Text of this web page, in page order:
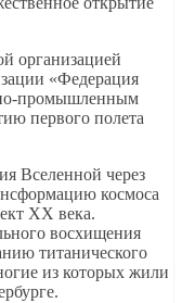
организацией
«Федерация
промышленным
первого полета
Вселенной через
космоса
XX века.
восхищения
титанического
из которых жили